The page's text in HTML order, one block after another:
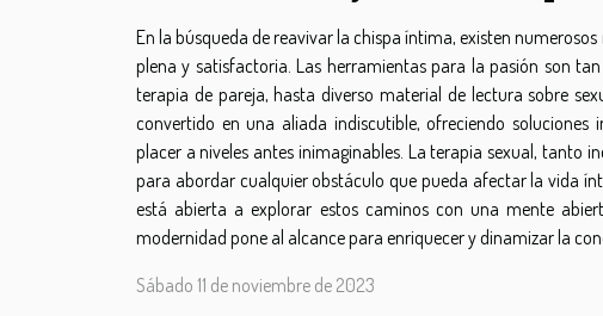
En la búsqueda de reavivar la chispa íntima, existen
plena y satisfactoria. Las herramientas para la pasión son
terapia de pareja, hasta diverso material de lectura sobre
convertido en una aliada indiscutible, ofreciendo
placer a niveles antes inimaginables. La terapia sexual, tanto
para abordar cualquier obstáculo que pueda afectar la vida
está abierta a explorar estos caminos con una mente
modernidad pone al alcance para enriquecer y dinamizar la
Sábado 11 de noviembre de 2023